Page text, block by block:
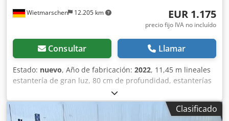
instalación.
Wietmarschen 12.205 km EUR 1.175
precio fijo IVA no incluído
Consultar Llamar
Estado: nuevo, Año de fabricación: 2022, 11,45 m lineales
estantería de gran luz, 80 cm de profundidad, estanterías
taller, estanterías almacén, estanterías de gran formato,
almacén manual, estantería metálica, almacén de
pequeñas piezas Dkedpfx Aezrvu Eeqqer Datos: - Altura:
Clasificado